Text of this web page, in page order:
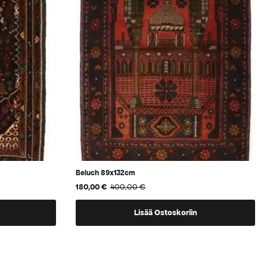
Beluch 89x132cm
400,00€
Alkuperäinen
hinta
180,00€
Nykyinen
hinta
Lisää Ostoskoriin